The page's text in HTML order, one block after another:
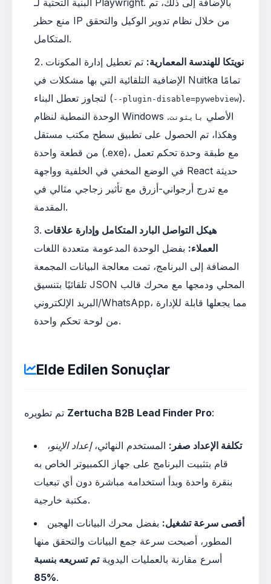
البنية التحتية لـ Playwright. بالإضافة إلى ذلك، تم
منع حظر IP من خلال نظام تدوير الوكيل والتحقق
المتكامل.
نويتكا للهندسة المعمارية: تم تعطيل إدارة المكونات
الإضافية التلقائية التي بها مشكلات في Nuitka تمامًا
لتجاوز تعطل البناء ( --plugin-disable=pywebview).
الوحدة النمطية لنظام Windows الأصلي بايثونت.
وهكذا، تم الحصول على تطبيق سطح مكتب مستقل
من قطعة واحدة (.exe)، مع طبقة وحدة تحكم تعمل
في الوضع المخفي في الخلفية وواجهة React حديثة
مع تدرج أرجواني-أزرق مع تأثير زجاجي مثالي في
المقدمة.
هيكل التواصل البارد المتكامل وإدارة علاقات
العملاء: بفضل الوحدة المدعومة متعددة اللغات
المضافة إلى البرنامج، تمت معالجة البيانات المجمعة
تلقائيًا بتنسيق JSON المحلي ودمجها مع محرك قالب
البريد الإلكتروني/WhatsApp، مما يجعلها قابلة للإدارة
من لوحة تحكم واحدة.
Elde Edilen Sonuçlar
Zertucha B2B Lead Finder Pro:
تكلفة الإعداد صفر: المستخدم النهائي،إعداد الإينو،
قام بتثبيت البرنامج على جهاز الكمبيوتر الخاص به
بنقرة واحدة وبدأ استخدامه مباشرة دون أي تبعيات
مكتبة خارجية.
أقصى سرعة تشغيل: بفضل محرك البيانات الهجين
المطور، أصبحت سرعة جمع البيانات والتحقق منها
أسرع مقارنة بالعمليات اليدويةتم تسريعه بنسبة
85%.